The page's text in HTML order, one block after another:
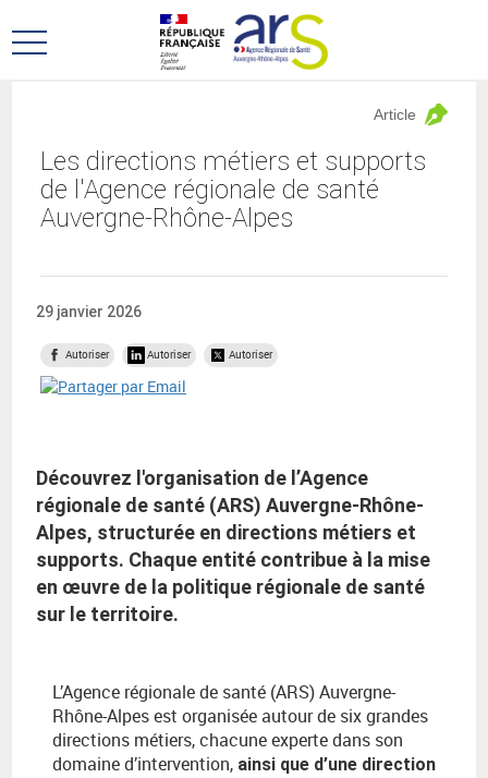
au
menu
au
contenu
Ouvrir
Les directions métiers et supports
de l'Agence régionale de santé
Auvergne-Rhône-Alpes
Article
29 janvier 2026
Autoriser Autoriser Autoriser
Découvrez l'organisation de l’Agence
régionale de santé (ARS) Auvergne-Rhône-
Alpes, structurée en directions métiers et
supports. Chaque entité contribue à la mise
en œuvre de la politique régionale de santé
sur le territoire.
L’Agence régionale de santé (ARS) Auvergne-
Rhône-Alpes est organisée autour de six grandes
directions métiers, chacune experte dans son
domaine d’intervention, ainsi que d’une direction